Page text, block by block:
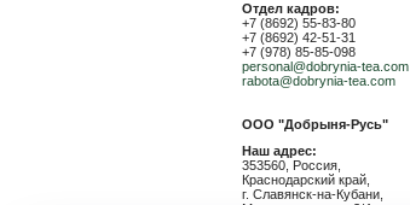
Отдел кадров:
+7 (8692) 55-83-80
+7 (8692) 42-51-31
+7 (978) 85-85-098
personal@dobrynia-tea.com
rabota@dobrynia-tea.com
ООО "Добрыня-Русь"
Наш адрес:
353560, Россия,
Краснодарский край,
г. Славянск-на-Кубани,